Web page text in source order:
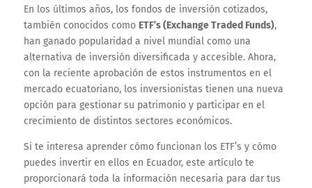
En los últimos años, los fondos de inversión cotizados,
también conocidos como ETF’s (Exchange Traded Funds),
han ganado popularidad a nivel mundial como una
alternativa de inversión diversificada y accesible. Ahora,
con la reciente aprobación de estos instrumentos en el
mercado ecuatoriano, los inversionistas tienen una nueva
opción para gestionar su patrimonio y participar en el
crecimiento de distintos sectores económicos.
Si te interesa aprender cómo funcionan los ETF’s y cómo
puedes invertir en ellos en Ecuador, este artículo te
proporcionará toda la información necesaria para dar tus